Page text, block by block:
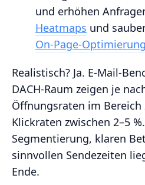
und erhöhen
Heatmaps und
On‑Page‑Optimierung
Realistisch? Ja.
DACH‑Raum zeigen je
Öffnungsraten im Bereich
Klickraten zwischen 2–5
Segmentierung, klaren
sinnvollen Sendezeiten
Ende.